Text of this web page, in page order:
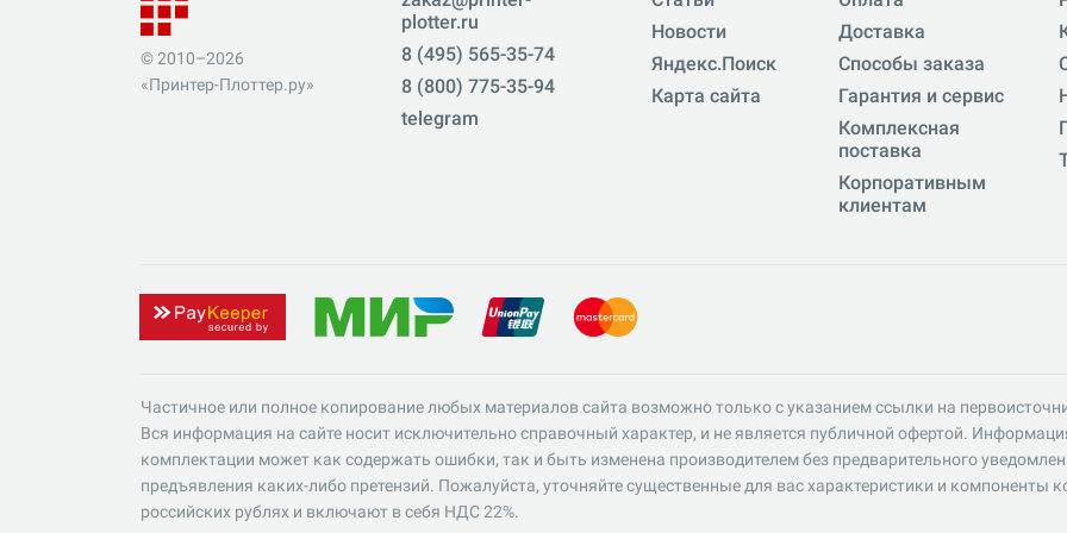
© 2010–2026
«Принтер-Плоттер.ру»
plotter.ru
8 (495) 565-35-74
8 (800) 775-35-94
telegram
Новости
Яндекс.Поиск
Карта сайта
Доставка
Способы заказа
Гарантия и сервис
Комплексная
поставка
Корпоративным
клиентам
Частичное или полное копирование любых материалов сайта возможно только с указанием ссылки на
Вся информация на сайте носит исключительно справочный характер, и не является публичной офертой.
комплектации может как содержать ошибки, так и быть изменена производителем без предварительного
предъявления каких-либо претензий. Пожалуйста, уточняйте существенные для вас характеристики и компоненты
российских рублях и включают в себя НДС 22%.